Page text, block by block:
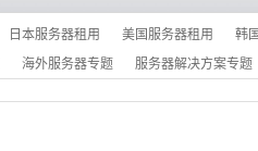
日本服务器租用 美国服务器租用
韩
海外服务器专题 服务器解决方案专题